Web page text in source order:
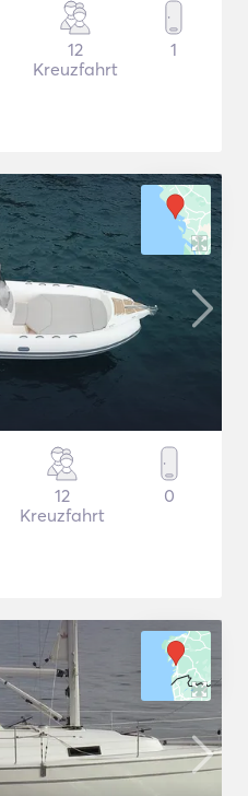
12
Kreuzfahrt
1
12
Kreuzfahrt
0